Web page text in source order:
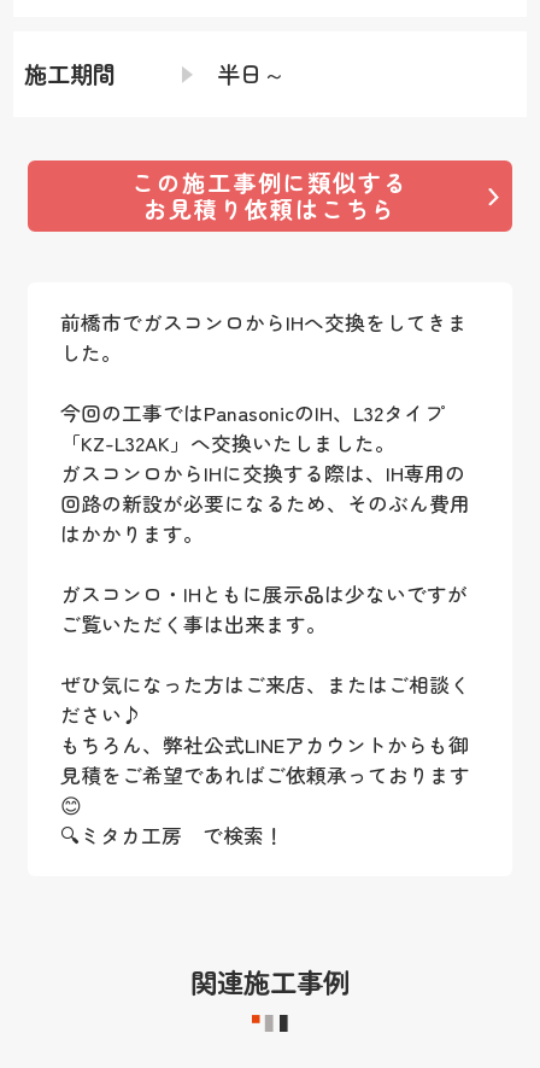
施工期間 半日～
この施工事例に類似する
お見積り依頼はこちら
前橋市でガスコンロからIHへ交換をしてきま
した。
今回の工事ではPanasonicのIH、L32タイプ
「KZ-L32AK」へ交換いたしました。
ガスコンロからIHに交換する際は、IH専用の
回路の新設が必要になるため、そのぶん費用
はかかります。
ガスコンロ・IHともに展示品は少ないですが
ご覧いただく事は出来ます。
ぜひ気になった方はご来店、またはご相談く
ださい♪
もちろん、弊社公式LINEアカウントからも御
見積をご希望であればご依頼承っております
😊
🔍ミタカ工房 で検索！
関連施工事例